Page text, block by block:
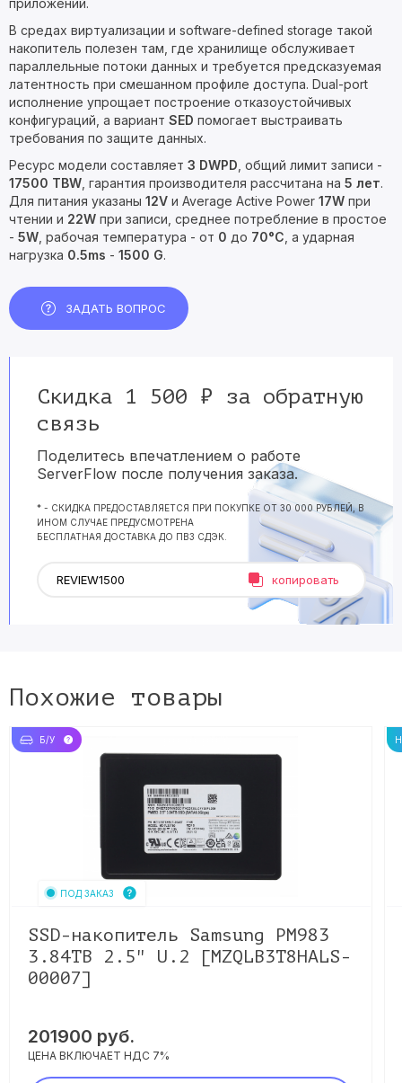
приложений.
В средах виртуализации и software-defined storage такой
накопитель полезен там, где хранилище обслуживает
параллельные потоки данных и требуется предсказуемая
латентность при смешанном профиле доступа. Dual-port
исполнение упрощает построение отказоустойчивых
конфигураций, а вариант SED помогает выстраивать
требования по защите данных.
Ресурс модели составляет 3 DWPD , общий лимит записи -
17500 TBW , гарантия производителя рассчитана на 5 лет.
Для питания указаны 12V и Average Active Power 17W при
чтении и 22W при записи, среднее потребление в простое
- 5W , рабочая температура - от 0 до 70°C , а ударная
нагрузка 0.5ms - 1500 G.
ЗАДАТЬ ВОПРОС
Скидка 1 500 ₽ за обратную
связь
Поделитесь впечатлением о работе
ServerFlow после получения заказа.
* - СКИДКА ПРЕДОСТАВЛЯЕТСЯ ПРИ ПОКУПКЕ ОТ 30 000 РУБЛЕЙ, В
ИНОМ СЛУЧАЕ ПРЕДУСМОТРЕНА
БЕСПЛАТНАЯ ДОСТАВКА ДО ПВЗ СДЭК.
копировать
Похожие товары
Б/У
ПОД ЗАКАЗ
SSD-накопитель Samsung PM983
3.84TB 2.5" U.2 [MZQLB3T8HALS-
00007]
201900 руб.
ЦЕНА ВКЛЮЧАЕТ НДС 7%